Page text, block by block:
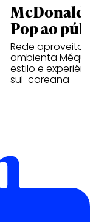
Pop ao
Rede aproveita
ambienta Méqui
estilo e
sul-coreana